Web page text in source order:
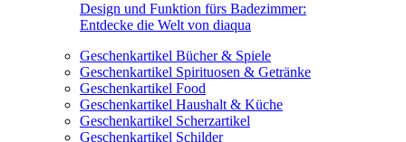
Design und Funktion fürs Badezimmer:
Entdecke die Welt von diaqua
Geschenkartikel Bücher & Spiele
Geschenkartikel Spirituosen & Getränke
Geschenkartikel Food
Geschenkartikel Haushalt & Küche
Geschenkartikel Scherzartikel
Geschenkartikel Schilder